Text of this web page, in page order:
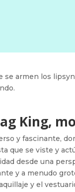
se armen los
King,
y fascinante,
que se viste y
desde una
y a menudo
y el